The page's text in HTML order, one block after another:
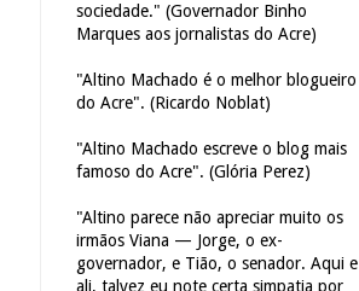
sociedade." (Governador Binho
Marques aos jornalistas do Acre)
"Altino Machado é o melhor blogueiro
do Acre". (Ricardo Noblat)
"Altino Machado escreve o blog mais
famoso do Acre". (Glória Perez)
"Altino parece não apreciar muito os
irmãos Viana — Jorge, o ex-
governador, e Tião, o senador. Aqui e
ali, talvez eu note certa simpatia por